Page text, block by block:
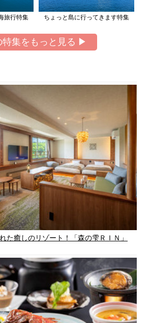
旅行特集 ちょっと島に行ってきます特集
特集をもっと見る ▶
た癒しのリゾート！「森の雫ＲＩＮ」